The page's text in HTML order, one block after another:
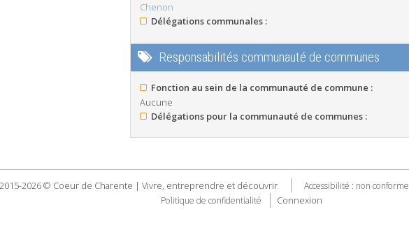
Chenon
Délégations communales :
Responsabilités communauté de communes
Fonction au sein de la communauté de commune :
Aucune
Délégations pour la communauté de communes :
2026 © Coeur de Charente | Vivre, entreprendre et découvrir Accessibilité : non conforme
Politique de confidentialité
Connexion